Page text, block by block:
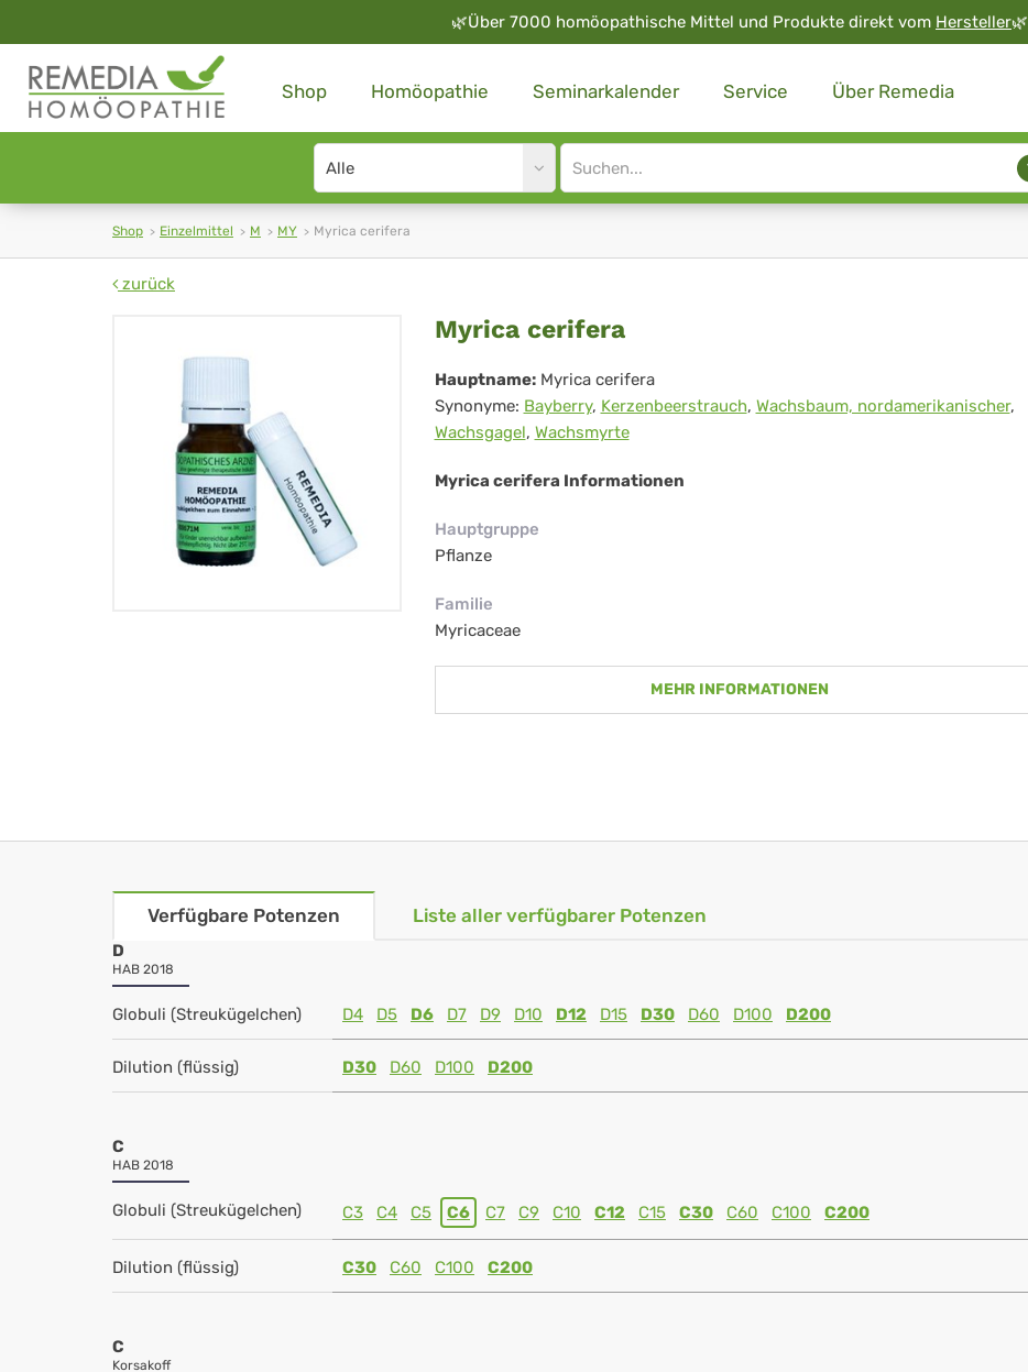
🌿Über 7000 homöopathische Mittel und Produkte direkt vom Hersteller🌿
Shop Homöopathie Seminarkalender Service Über Remedia
Search
type
Site
search
Shop Einzelmittel M MY Myrica cerifera
zurück
Myrica
cerifera
Myrica cerifera
Hauptname: Myrica cerifera
Synonyme: Bayberry, Kerzenbeerstrauch, Wachsbaum, nordamerikanischer,
Wachsgagel, Wachsmyrte
Myrica cerifera Informationen
Hauptgruppe
Pflanze
Familie
Myricaceae
MEHR INFORMATIONEN
Verfügbare Potenzen Liste aller verfügbarer Potenzen
D
HAB 2018
Globuli (Streukügelchen) D4 D5 D6 D7 D9 D10 D12 D15 D30 D60 D100 D200
Dilution (flüssig) D30 D60 D100 D200
C
HAB 2018
Globuli (Streukügelchen) C3 C4 C5 C6 C7 C9 C10 C12 C15 C30 C60 C100 C200
Dilution (flüssig) C30 C60 C100 C200
C
Korsakoff